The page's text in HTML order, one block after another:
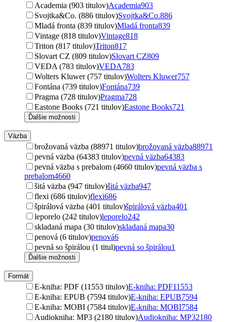
Academia (903 titulov)Academia903
Svojtka&Co. (886 titulov)Svojtka&Co.886
Mladá fronta (839 titulov)Mladá fronta839
Vintage (818 titulov)Vintage818
Triton (817 titulov)Triton817
Slovart CZ (809 titulov)Slovart CZ809
VEDA (783 titulov)VEDA783
Wolters Kluwer (757 titulov)Wolters Kluwer757
Fontána (739 titulov)Fontána739
Pragma (728 titulov)Pragma728
Eastone Books (721 titulov)Eastone Books721
Ďalšie možnosti
Väzba
brožovaná väzba (88971 titulov)brožovaná väzba88971
pevná väzba (64383 titulov)pevná väzba64383
pevná väzba s prebalom (4660 titulov)pevná väzba s
prebalom4660
šitá väzba (947 titulov)šitá väzba947
flexi (686 titulov)flexi686
špirálová väzba (401 titulov)špirálová väzba401
leporelo (242 titulov)leporelo242
skladaná mapa (30 titulov)skladaná mapa30
penová (6 titulov)penová6
pevná so špirálou (1 titul)pevná so špirálou1
Ďalšie možnosti
Formát
E-kniha: PDF (11553 titulov)E-kniha: PDF11553
E-kniha: EPUB (7594 titulov)E-kniha: EPUB7594
E-kniha: MOBI (7584 titulov)E-kniha: MOBI7584
Audiokniha: MP3 (2180 titulov)Audiokniha: MP32180